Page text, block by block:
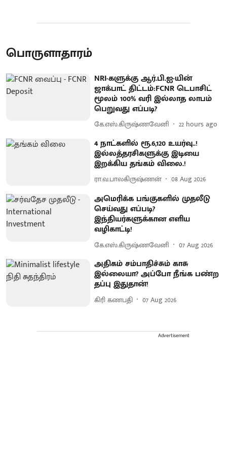
பொருளாதாரம்
NRI-களுக்கு ஆர்.பி.ஐ-யின்
ஜாக்பாட் திட்டம்:FCNR டெபாசிட்
மூலம் 100% வரி இல்லாத லாபம்
பெறுவது எப்படி?
கே.எஸ்.கிருஷ்ணவேனி 22 hours ago
4 நாட்களில் ரூ.6,120 உயர்வு..!
இல்லத்தரசிகளுக்கு இடியை
இறக்கிய தங்கம் விலை.!
ரா.வ.பாலகிருஷ்ணன் 08 Aug 2026
அமெரிக்க பங்குகளில் முதலீடு
செய்வது எப்படி?
இந்தியர்களுக்கான எளிய
வழிகாட்டி!
கே.எஸ்.கிருஷ்ணவேனி 07 Aug 2026
அதிகம் சம்பாதிச்சும் காசு
இல்லையா? அப்போ நீங்க பண்ற
தப்பு இதுதான்!
கிரி கணபதி 07 Aug 2026
Advertisement